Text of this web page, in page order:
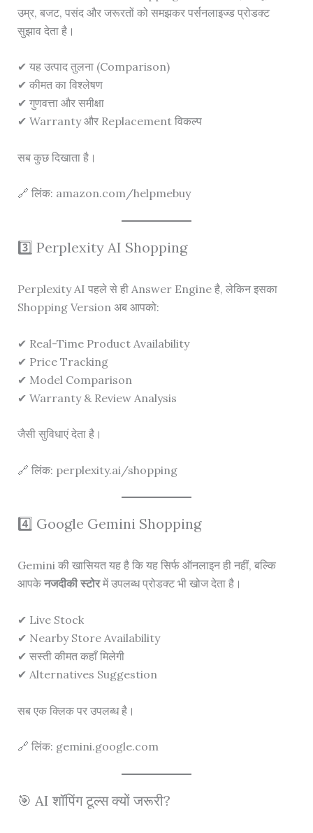
उम्र, बजट, पसंद और जरूरतों को समझकर पर्सनलाइज्ड प्रोडक्ट
सुझाव देता है।
✔ यह उत्पाद तुलना (Comparison)
✔ कीमत का विश्लेषण
✔ गुणवत्ता और समीक्षा
✔ Warranty और Replacement विकल्प
सब कुछ दिखाता है।
🔗 लिंक: amazon.com/helpmebuy
3️⃣ Perplexity AI Shopping
Perplexity AI पहले से ही Answer Engine है, लेकिन इसका
Shopping Version अब आपको:
✔ Real-Time Product Availability
✔ Price Tracking
✔ Model Comparison
✔ Warranty & Review Analysis
जैसी सुविधाएं देता है।
🔗 लिंक: perplexity.ai/shopping
4️⃣ Google Gemini Shopping
Gemini की खासियत यह है कि यह सिर्फ ऑनलाइन ही नहीं, बल्कि
आपके नजदीकी स्टोरमें उपलब्ध प्रोडक्ट भी खोज देता है।
✔ Live Stock
✔ Nearby Store Availability
✔ सस्ती कीमत कहाँ मिलेगी
✔ Alternatives Suggestion
सब एक क्लिक पर उपलब्ध है।
🔗 लिंक: gemini.google.com
🎯 AI शॉपिंग टूल्स क्यों जरूरी?